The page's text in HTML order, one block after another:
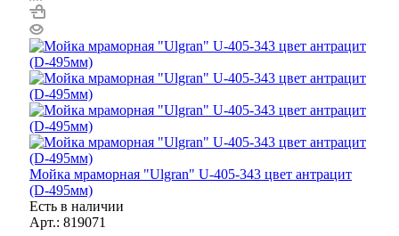
Мойка мраморная "Ulgran" U-405-343 цвет антрацит
(D-495мм)
Есть в наличии
Арт.: 819071